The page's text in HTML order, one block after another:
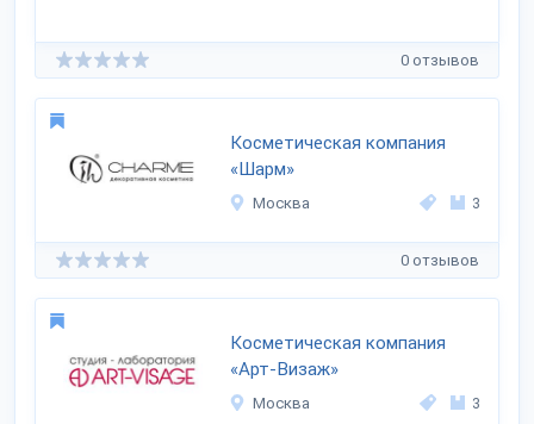
0 отзывов
Косметическая компания
«Шарм»
Москва 3
0 отзывов
Косметическая компания
«Арт-Визаж»
Москва 3